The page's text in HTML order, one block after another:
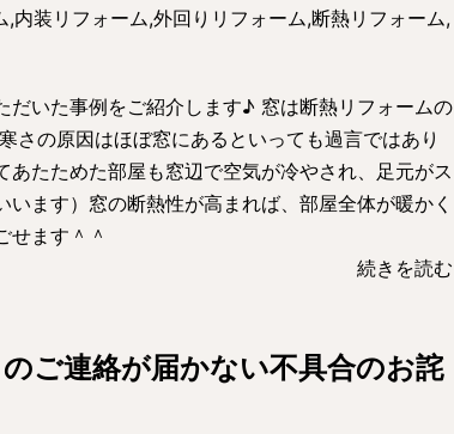
,内装リフォーム,外回りリフォーム,断熱リフォーム,
だいた事例をご紹介します♪ 窓は断熱リフォームの
さの原因はほぼ窓にあるといっても過言ではあり
あたためた部屋も窓辺で空気が冷やされ、足元がス
ます）窓の断熱性が高まれば、部屋全体が暖かく
せます＾＾
続きを読む
ご連絡が届かない不具合のお詫